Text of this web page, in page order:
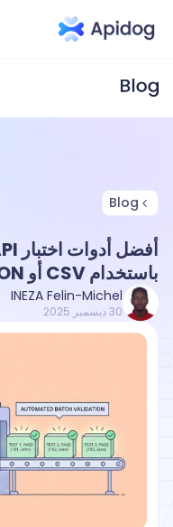
Blog
باستخدام CSV أو JSON
INEZA Felin-Michel
30 ديسمبر 2025